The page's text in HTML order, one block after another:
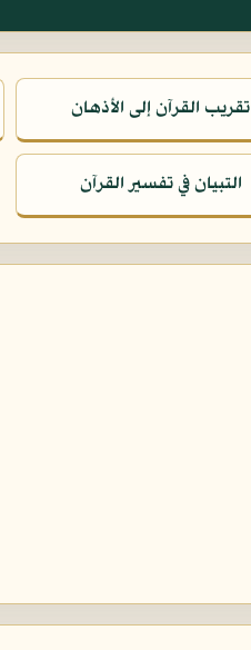
تقريب القرآن إلى الأذهان
التبيان في تفسير القرآن